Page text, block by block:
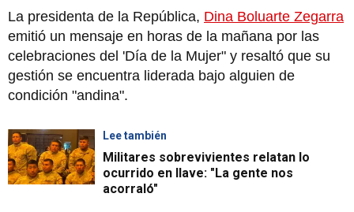
La presidenta de la República, Dina Boluarte Zegarra
emitió un mensaje en horas de la mañana por las
celebraciones del 'Día de la Mujer" y resaltó que su
gestión se encuentra liderada bajo alguien de
condición "andina".
Lee también
Militares sobrevivientes relatan lo
ocurrido en Ilave: "La gente nos
acorraló"